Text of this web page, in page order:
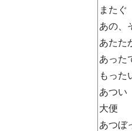
またぐ
あの、
あたた
あった
もった
あつい
大便
あつぼ